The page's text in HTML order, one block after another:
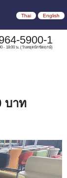
Thai English
5900-1
- 18:00 น. (วันหยุดนักขัตฤกษ์)
บาท